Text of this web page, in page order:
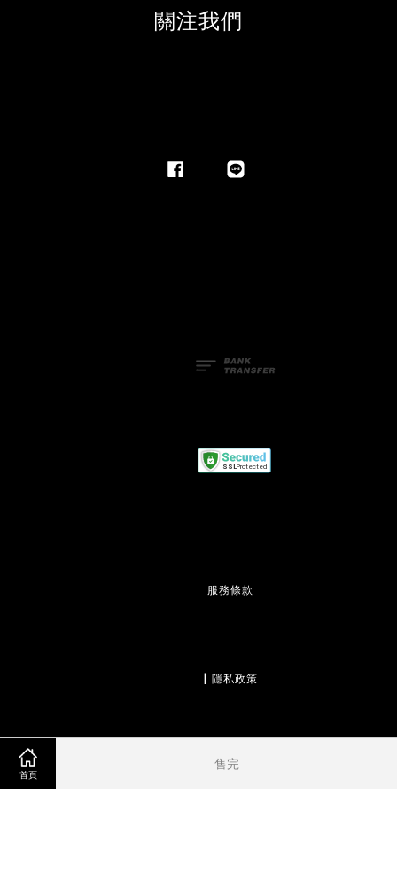
首頁
售完
關注我們
服務條款
隱私政策
退款政策